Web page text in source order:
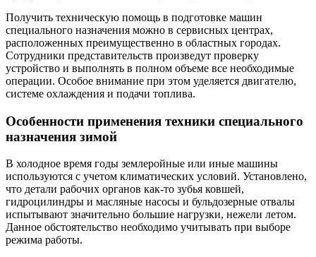
Получить техническую помощь в подготовке машин
специального назначения можно в сервисных центрах,
расположенных преимущественно в областных городах.
Сотрудники представительств произведут проверку
устройство и выполнять в полном объеме все необходимые
операции. Особое внимание при этом уделяется двигателю,
системе охлаждения и подачи топлива.
Особенности применения техники специального
назначения зимой
В холодное время годы землеройные или иные машины
используются с учетом климатических условий. Установлено,
что детали рабочих органов как-то зубья ковшей,
гидроцилиндры и масляные насосы и бульдозерные отвалы
испытывают значительно большие нагрузки, нежели летом.
Данное обстоятельство необходимо учитывать при выборе
режима работы.